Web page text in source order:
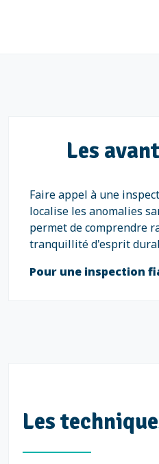
Les
Faire appel à une
localise les anomalies
permet de comprendre
tranquillité d'esprit
Pour une inspection
Les